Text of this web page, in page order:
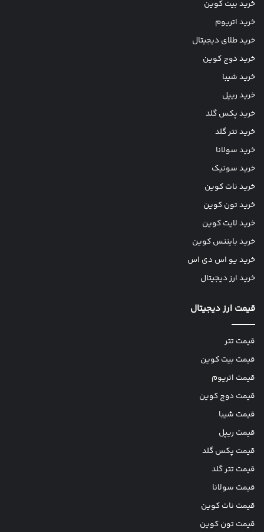
خرید بیت کوین
خرید اتریوم
خرید طلای دیجیتال
خرید دوج کوین
خرید شیبا
خرید ریپل
خرید پکس گلد
خرید تتر گلد
خرید سولانا
خرید سونیک
خرید نات کوین
خرید تون کوین
خرید لایت کوین
خرید بایننس کوین
خرید یو اس دی اس
خرید ارز دیجیتال
قیمت ارز دیجیتال
قیمت تتر
قیمت بیت کوین
قیمت اتریوم
قیمت دوج کوین
قیمت شیبا
قیمت ریپل
قیمت پکس گلد
قیمت تتر گلد
قیمت سولانا
قیمت نات کوین
قیمت تون کوین